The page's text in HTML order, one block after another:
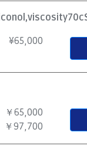
¥65,000
￥65,000
￥97,700